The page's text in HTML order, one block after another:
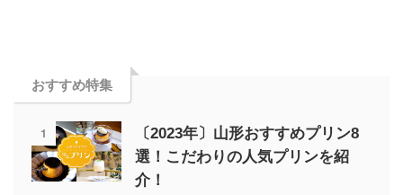
おすすめ特集
1
〔2023年〕山形おすすめプリン8
選！こだわりの人気プリンを紹
介！